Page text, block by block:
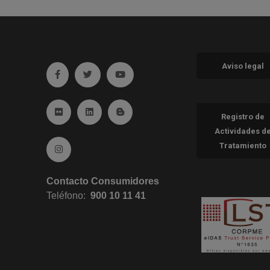
Ir a facebook (abre en ventana nueva)
Ir a twitter (abre en ventana nueva)
Ir a YouTube (abre en ventana nueva)
Ir a Flickr (abre en ventana nueva)
Ir a Linkedin (abre en ventana nueva)
Ir al Blog (abre en ventana nueva)
Ir a Instagram (abre en ventana nueva)
Contacto Consumidores
Teléfono:900 10 11 41
Aviso legal
Registro de
Actividades de
Tratamiento